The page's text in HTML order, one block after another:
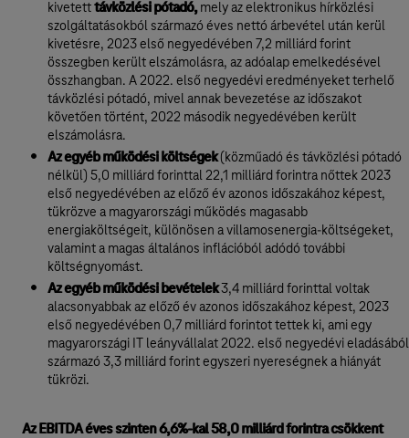
kivetetttávközlési pótadó,mely az elektronikus hírközlési
szolgáltatásokból származó éves nettó árbevétel után kerül
kivetésre, 2023 első negyedévében 7,2 milliárd forint
összegben került elszámolásra, az adóalap emelkedésével
összhangban. A 2022. első negyedévi eredményeket terhelő
távközlési pótadó, mivel annak bevezetése az időszakot
követően történt, 2022 második negyedévében került
elszámolásra.
Az egyéb működési költségek(közműadó és távközlési pótadó
nélkül) 5,0 milliárd forinttal 22,1 milliárd forintra nőttek 2023
első negyedévében az előző év azonos időszakához képest,
tükrözve a magyarországi működés magasabb
energiaköltségeit, különösen a villamosenergia-költségeket,
valamint a magas általános inflációból adódó további
költségnyomást.
Az egyéb működési bevételek3,4 milliárd forinttal voltak
alacsonyabbak az előző év azonos időszakához képest, 2023
első negyedévében 0,7 milliárd forintot tettek ki, ami egy
magyarországi IT leányvállalat 2022. első negyedévi eladásából
származó 3,3 milliárd forint egyszeri nyereségnek a hiányát
tükrözi.
Az EBITDA éves szinten 6,6%-kal 58,0 milliárd forintra csökkent